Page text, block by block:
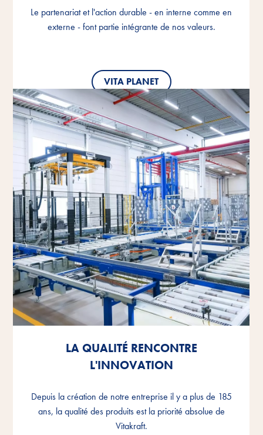
Le partenariat et l'action durable - en interne comme en
externe - font partie intégrante de nos valeurs.
VITA PLANET
Le partenariat et l'action durable - en interne comme en
externe - font partie intégrante de nos valeurs.
VITA PLANET
Le partenariat et l'action durable - en interne comme en
externe - font partie intégrante de nos valeurs.
VITA PLANET
LA QUALITÉ RENCONTRE
L'INNOVATION
Depuis la création de notre entreprise il y a plus de 185
ans, la qualité des produits est la priorité absolue de
Vitakraft.
LA QUALITÉ RENCONTRE
L'INNOVATION
Depuis la création de notre entreprise il y a plus de 185
ans, la qualité des produits est la priorité absolue de
Vitakraft.
LA QUALITÉ RENCONTRE
L'INNOVATION
Depuis la création de notre entreprise il y a plus de 185
ans, la qualité des produits est la priorité absolue de
Vitakraft.